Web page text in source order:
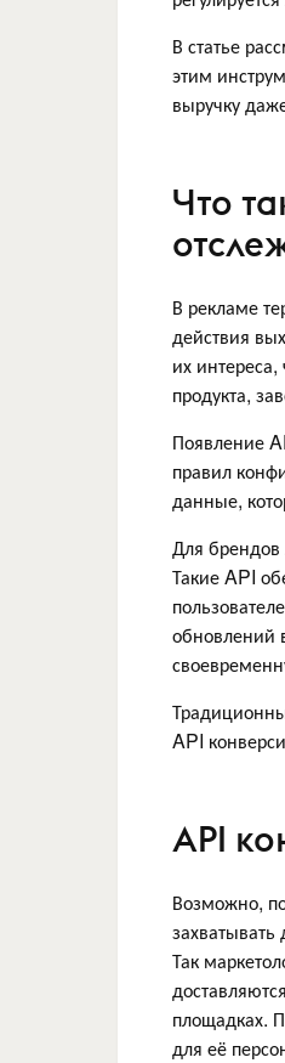
В статье
этим
выручку
Что
В рекламе
действия
их
продукта,
Появление
правил
данные,
Для брендов
Такие API
обновлений
API
API
Возможно,
Так
площадках.
для её